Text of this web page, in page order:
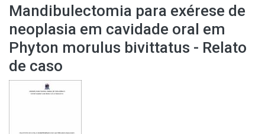
Mandibulectomia para exérese de
neoplasia em cavidade oral em
Phyton morulus bivittatus - Relato
de caso